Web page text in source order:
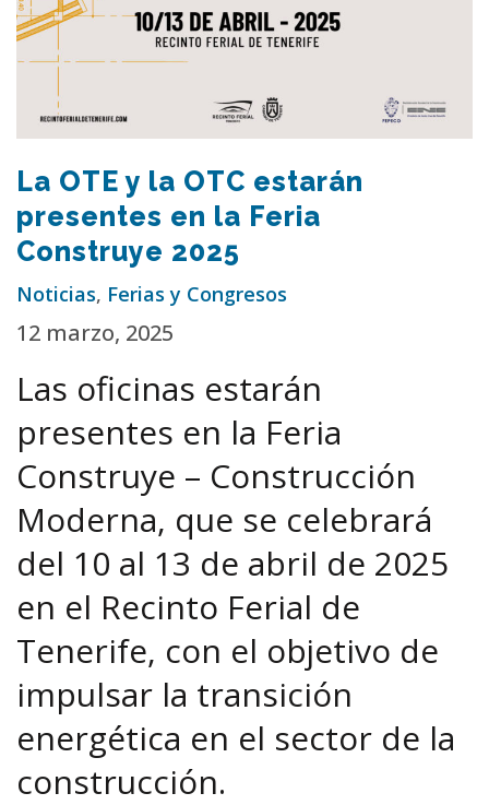
La OTE y la OTC estarán
presentes en la Feria
Construye 2025
Noticias, Ferias y Congresos
12 marzo, 2025
Las oficinas estarán
presentes en la Feria
Construye – Construcción
Moderna, que se celebrará
del 10 al 13 de abril de 2025
en el Recinto Ferial de
Tenerife, con el objetivo de
impulsar la transición
energética en el sector de la
construcción.